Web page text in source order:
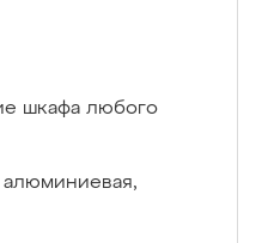
шкафа любого
алюминиевая,